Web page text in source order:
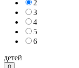
2
3
4
5
6
детей